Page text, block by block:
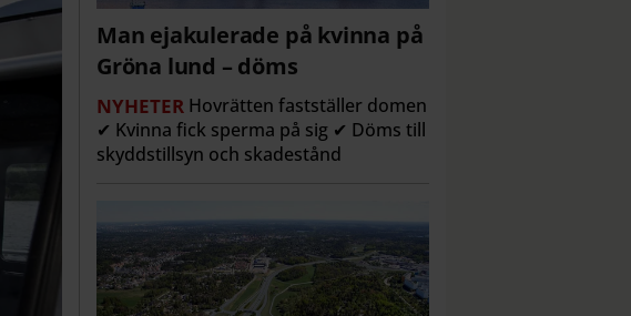
Man ejakulerade på kvinna på
Gröna lund – döms
NYHETER Hovrätten fastställer domen
✔ Kvinna fick sperma på sig ✔ Döms till
skyddstillsyn och skadestånd